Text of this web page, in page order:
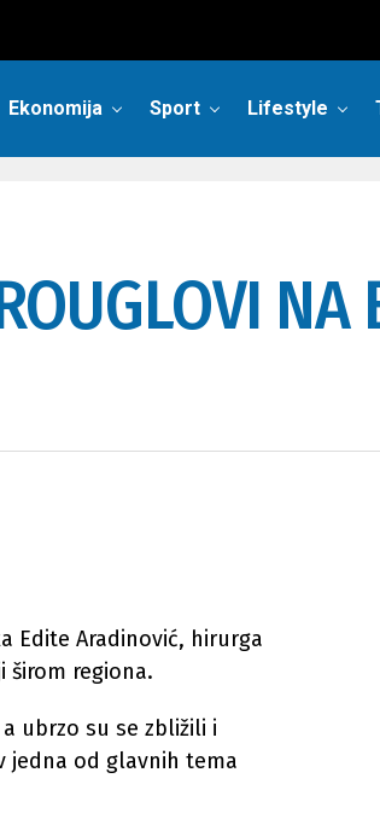
Ekonomija Sport Lifestyle
Edite Aradinović, hirurga
širom regiona.
ubrzo su se zbližili i
jedna od glavnih tema